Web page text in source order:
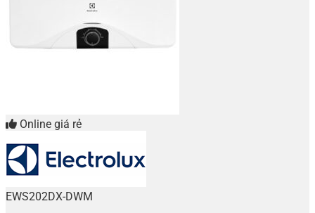
Online giá rẻ
EWS202DX-DWM